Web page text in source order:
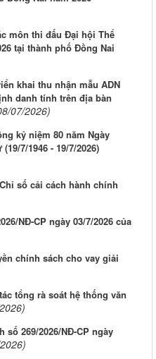
môn thi đấu Đại hội Thể
tại thành phố Đồng Nai
khai thu nhận mẫu ADN
danh tính trên địa bàn
07/2026)
kỷ niệm 80 năm Ngày
7/1946 - 19/7/2026)
số cải cách hành chính
NĐ-CP ngày 03/7/2026 của
chính sách cho vay giải
tổng rà soát hệ thống văn
269/2026/NĐ-CP ngày